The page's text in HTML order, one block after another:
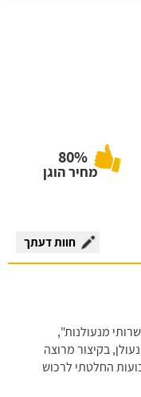
80%
מחיר הוגן
חוות דעתך
מנעולנות",
בקיצור מרוצה
החלטתי לרכוש